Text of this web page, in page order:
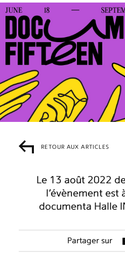
RETOUR AUX ARTICLES
Le 13 août 2022
l’évènement est
documenta Halle
Partager sur